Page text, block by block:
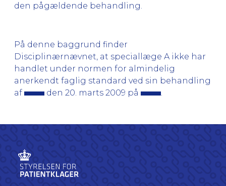
den pågældende behandling.
På denne baggrund finder
Disciplinærnævnet, at speciallæge A ikke har
handlet under normen for almindelig
anerkendt faglig standard ved sin behandling
af
den 20. marts 2009 på